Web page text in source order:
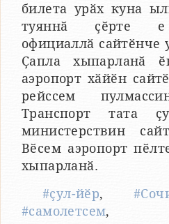
билета урӑх куна
туяннӑ ҫӗрте е
официаллӑ сайтӗнче
Ҫапла хыпарланӑ
аэропорт хӑйӗн
рейссем
Транспорт тата
министерствин
Вӗсем аэропорт
хыпарланӑ.
#ҫул-йӗр,
#самолетсем